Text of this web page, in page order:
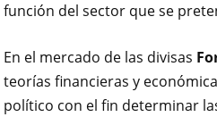
función del sector que se
En el mercado de las divisas
teorías financieras y
político con el fin determinar